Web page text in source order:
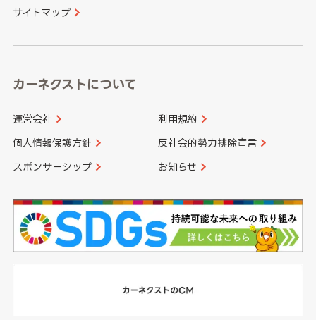
サイトマップ
カーネクストについて
運営会社 利用規約
個人情報保護方針 反社会的勢力排除宣言
スポンサーシップ お知らせ